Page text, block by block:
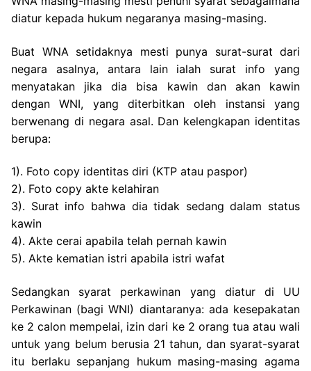
diatur kepada hukum negaranya masing-masing.
Buat WNA setidaknya mesti punya surat-surat dari
negara asalnya, antara lain ialah surat info yang
menyatakan jika dia bisa kawin dan akan kawin
dengan WNI, yang diterbitkan oleh instansi yang
berwenang di negara asal. Dan kelengkapan identitas
berupa:
1). Foto copy identitas diri (KTP atau paspor)
2). Foto copy akte kelahiran
3). Surat info bahwa dia tidak sedang dalam status
kawin
4). Akte cerai apabila telah pernah kawin
5). Akte kematian istri apabila istri wafat
Sedangkan syarat perkawinan yang diatur di UU
Perkawinan (bagi WNI) diantaranya: ada kesepakatan
ke 2 calon mempelai, izin dari ke 2 orang tua atau wali
untuk yang belum berusia 21 tahun, dan syarat-syarat
itu berlaku sepanjang hukum masing-masing agama